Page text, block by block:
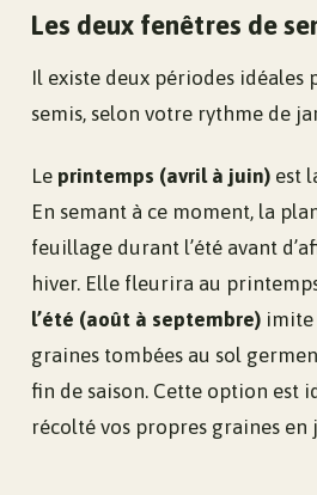
Les deux fenêtres de
Il existe deux périodes idéales
semis, selon votre rythme de
Le printemps (avril à juin) est
En semant à ce moment, la
feuillage durant l’été avant
hiver. Elle fleurira au
l’été (août à septembre) imite
graines tombées au sol
fin de saison. Cette option est
récolté vos propres graines en